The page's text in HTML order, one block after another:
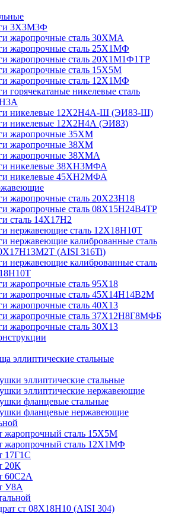
3Х3М3Ф
жаропрочные сталь 30ХМА
жаропрочные сталь 25Х1МФ
жаропрочные сталь 20Х1М1Ф1ТР
жаропрочные сталь 15Х5М
жаропрочные сталь 12Х1МФ
горячекатаные никелевые сталь
никелевые 12Х2Н4А-Ш (ЭИ83-Ш)
никелевые 12Х2Н4А (ЭИ83)
жаропрочные 35ХМ
жаропрочные 38ХМ
жаропрочные 38ХМА
никелевые 38XH3MФА
никелевые 45ХН2МФА
жаропрочные сталь 20Х23Н18
жаропрочные сталь 08Х15Н24В4ТР
сталь 14Х17Н2
нержавеющие сталь 12Х18Н10Т
нержавеющие калиброванные сталь
(AISI 316Ti)
нержавеющие калиброванные сталь
жаропрочные сталь 95Х18
жаропрочные сталь 45Х14Н14В2М
жаропрочные сталь 40Х13
жаропрочные сталь 37Х12Н8Г8МФБ
жаропрочные сталь 30Х13
эллиптические стальные
эллиптические стальные
эллиптические нержавеющие
фланцевые стальные
фланцевые нержавеющие
жаропрочный сталь 15Х5М
жаропрочный сталь 12Х1МФ
17Г1С
20К
60С2А
У8А
ст 08Х18Н10 (AISI 304)